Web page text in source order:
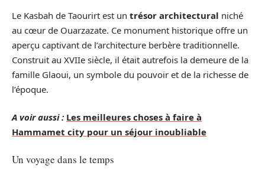
Le Kasbah de Taourirt est un trésor architectural niché
au cœur de Ouarzazate. Ce monument historique offre un
aperçu captivant de l’architecture berbère traditionnelle.
Construit au XVIIe siècle, il était autrefois la demeure de la
famille Glaoui, un symbole du pouvoir et de la richesse de
l’époque.
A voir aussi : Les meilleures choses à faire à
Hammamet city pour un séjour inoubliable
Un voyage dans le temps